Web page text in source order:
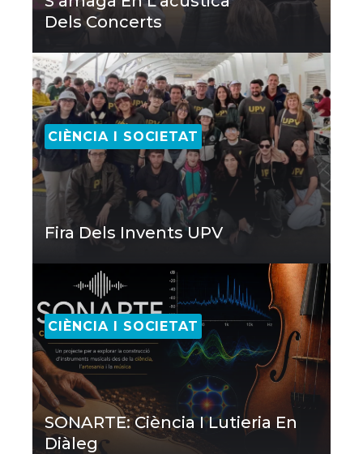
Dels Concerts
CIÈNCIA I SOCIETAT
Fira Dels Invents UPV
CIÈNCIA I SOCIETAT
SONARTE: Ciència I Lutieria En
Diàleg